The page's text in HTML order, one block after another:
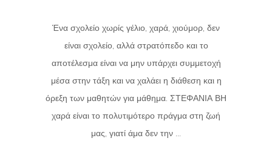
Ένα σχολείο χωρίς γέλιο, χαρά, χιούμορ, δεν
είναι σχολείο, αλλά στρατόπεδο και το
αποτέλεσμα είναι να μην υπάρχει συμμετοχή
μέσα στην τάξη και να χαλάει η διάθεση και η
όρεξη των μαθητών για μάθημα. ΣΤΕΦΑΝΙΑ ΒΗ
χαρά είναι το πολυτιμότερο πράγμα στη ζωή
μας, γιατί άμα δεν την ...